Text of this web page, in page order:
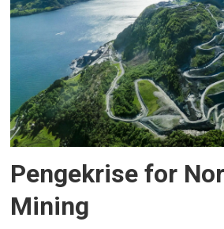
Pengekrise for
Mining